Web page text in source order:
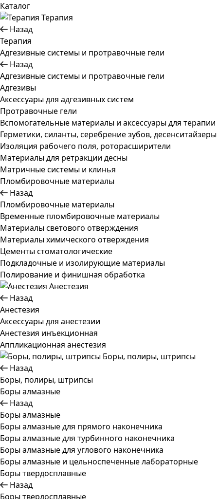
Каталог
Терапия
Назад
Терапия
Адгезивные системы и протравочные гели
Назад
Адгезивные системы и протравочные гели
Адгезивы
Аксессуары для адгезивных систем
Протравочные гели
Вспомогательные материалы и аксессуары для терапии
Герметики, силанты, серебрение зубов, десенситайзеры
Изоляция рабочего поля, роторасширители
Материалы для ретракции десны
Матричные системы и клинья
Пломбировочные материалы
Назад
Пломбировочные материалы
Временные пломбировочные материалы
Материалы светового отверждения
Материалы химического отверждения
Цементы стоматологические
Подкладочные и изолирующие материалы
Полирование и финишная обработка
Анестезия
Назад
Анестезия
Аксессуары для анестезии
Анестезия инъекционная
Аппликационная анестезия
Боры, полиры, штрипсы
Назад
Боры, полиры, штрипсы
Боры алмазные
Назад
Боры алмазные
Боры алмазные для прямого наконечника
Боры алмазные для турбинного наконечника
Боры алмазные для углового наконечника
Боры алмазные и цельноспеченные лабораторные
Боры твердосплавные
Назад
Боры твердосплавные